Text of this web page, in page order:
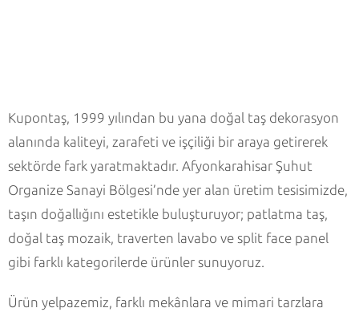
Kupontaş, 1999 yılından bu yana doğal taş dekorasyon
alanında kaliteyi, zarafeti ve işçiliği bir araya getirerek
sektörde fark yaratmaktadır. Afyonkarahisar Şuhut
Organize Sanayi Bölgesi’nde yer alan üretim tesisimizde,
taşın doğallığını estetikle buluşturuyor; patlatma taş,
doğal taş mozaik, traverten lavabo ve split face panel
gibi farklı kategorilerde ürünler sunuyoruz.
Ürün yelpazemiz, farklı mekânlara ve mimari tarzlara